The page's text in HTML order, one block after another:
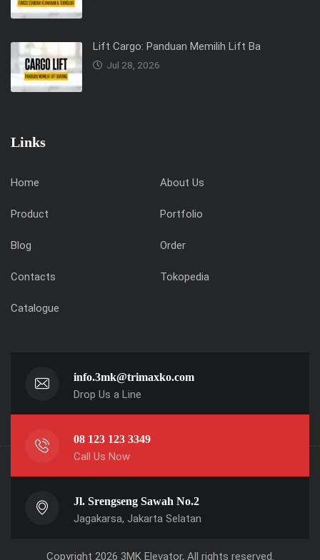
Lift Cargo: Panduan Memilih Lift Ba
Jul 28, 2026
Links
Home About Us
Product Portfolio
Blog Order
Contacts Tokopedia
Catalogue
info.3mk@trimaxko.com
Drop Us a Line
08 123 123 3349
Call Us Now
Jl. Srengseng Sawah No.2
Jagakarsa, Jakarta Selatan
Copyright 2026 3MK Elevator, All rights reserved.